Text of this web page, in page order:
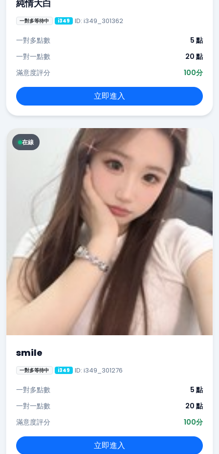
純情大白
一對多等待中 i349 ID: i349_301362
一對多點數
5 點
一對一點數
20 點
滿意度評分
100分
立即進入
在線
smile
一對多等待中 i349 ID: i349_301276
一對多點數
5 點
一對一點數
20 點
滿意度評分
100分
立即進入